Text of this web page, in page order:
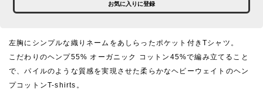
お気に入りに登録
左胸にシンプルな織りネームをあしらったポケット付きTシャツ。
こだわりのヘンプ55% オーガニック コットン45%で編み立てること
で、パイルのような質感を実現させた柔らかなヘビーウェイトのヘン
プコットンT-shirts。